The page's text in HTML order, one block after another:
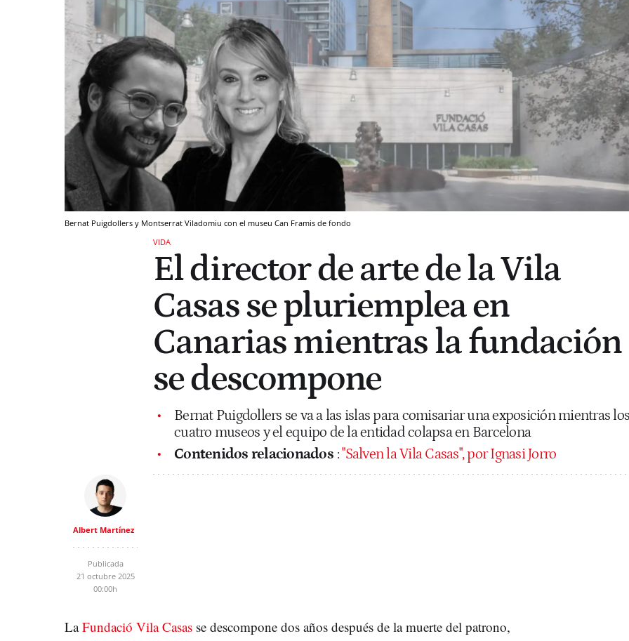
Bernat Puigdollers y Montserrat Viladomiu con el museu Can Framis de fondo
VIDA
El director de arte de la Vila
Casas se pluriemplea en
Canarias mientras la fundación
se descompone
Bernat Puigdollers se va a las islas para comisariar una exposición mientras los
cuatro museos y el equipo de la entidad colapsa en Barcelona
Contenidos relacionados :"Salven la Vila Casas", por Ignasi Jorro
Albert Martínez
Publicada
21 octubre 2025
00:00h
LaFundació Vila Casas se descompone dos años después de la muerte del patrono,